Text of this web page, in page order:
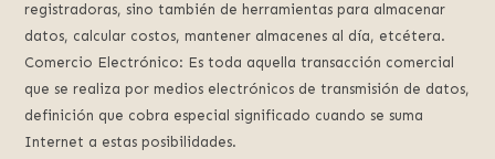
registradoras, sino también de herramientas para almacenar
datos, calcular costos, mantener almacenes al día, etcétera.
Comercio Electrónico: Es toda aquella transacción comercial
que se realiza por medios electrónicos de transmisión de datos,
definición que cobra especial significado cuando se suma
Internet a estas posibilidades.